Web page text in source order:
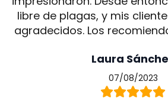
libre de plagas, y mis
agradecidos. Los
Laura
07/08/2023